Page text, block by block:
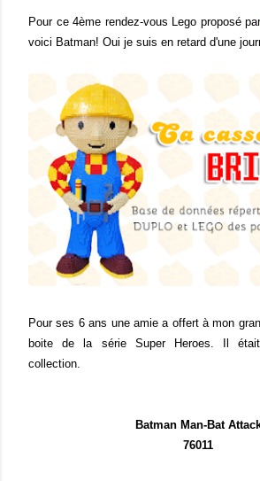
Pour ce 4ème rendez-vous Lego proposé
voici Batman! Oui je suis en retard d'une
Pour ses 6 ans une amie a offert à mon
boite de la série Super Heroes. Il
collection.
Batman Man-Bat
76011